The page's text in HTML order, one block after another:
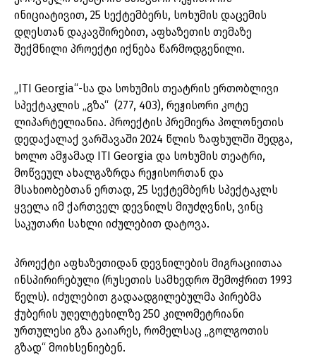
ინიციატივით, 25 სექტემბერს, სოხუმის დაცემის
დღესთან დაკავშირებით, აფხაზეთის თემაზე
შექმნილი პროექტი იქნება წარმოდგენილი.
„ITI Georgia“-სა და სოხუმის თეატრის ერთობლივი
სპექტაკლის „გზა“ (277, 403), რეჟისორი კოტე
ლიპარტელიანია. პროექტის პრემიერა პოლონეთის
დედაქალაქ ვარშავაში 2024 წლის ზაფხულში შედგა,
ხოლო ამჟამად ITI Georgia და სოხუმის თეატრი,
მოწვეულ ახალგაზრდა რეჟისორთან და
მსახიობებთან ერთად, 25 სექტემბერს სპექტაკლს
ყველა იმ ქართველ დევნილს მიუძღვნის, ვინც
საკუთარი სახლი იძულებით დატოვა.
პროექტი აფხაზეთიდან დევნილების მიგრაციითაა
ინსპირირებული (რუსეთის სამხედრო შემოჭრით 1993
წელს). იძულებით გადაადგილებულმა პირებმა
ჭუბერის უღელტეხილზე 250 კილომეტრიანი
ურთულესი გზა გაიარეს, რომელსაც „გოლგოთის
გზად“ მოიხსენიებენ.